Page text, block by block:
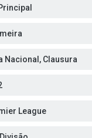
Nacional, Clausura
League